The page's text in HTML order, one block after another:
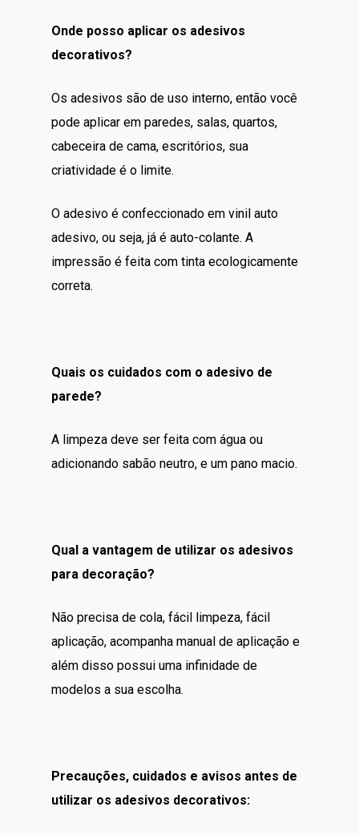
Onde posso aplicar os adesivos
decorativos?
Os adesivos são de uso interno, então você
pode aplicar em paredes, salas, quartos,
cabeceira de cama, escritórios, sua
criatividade é o limite.
O adesivo é confeccionado em vinil auto
adesivo, ou seja, já é auto-colante. A
impressão é feita com tinta ecologicamente
correta.
Quais os cuidados com o adesivo de
parede?
A limpeza deve ser feita com água ou
adicionando sabão neutro, e um pano macio.
Qual a vantagem de utilizar os adesivos
para decoração?
Não precisa de cola, fácil limpeza, fácil
aplicação, acompanha manual de aplicação e
além disso possui uma infinidade de
modelos a sua escolha.
Precauções, cuidados e avisos antes de
utilizar os adesivos decorativos: